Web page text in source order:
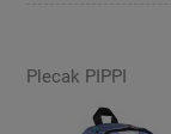
Plecak PIPPI